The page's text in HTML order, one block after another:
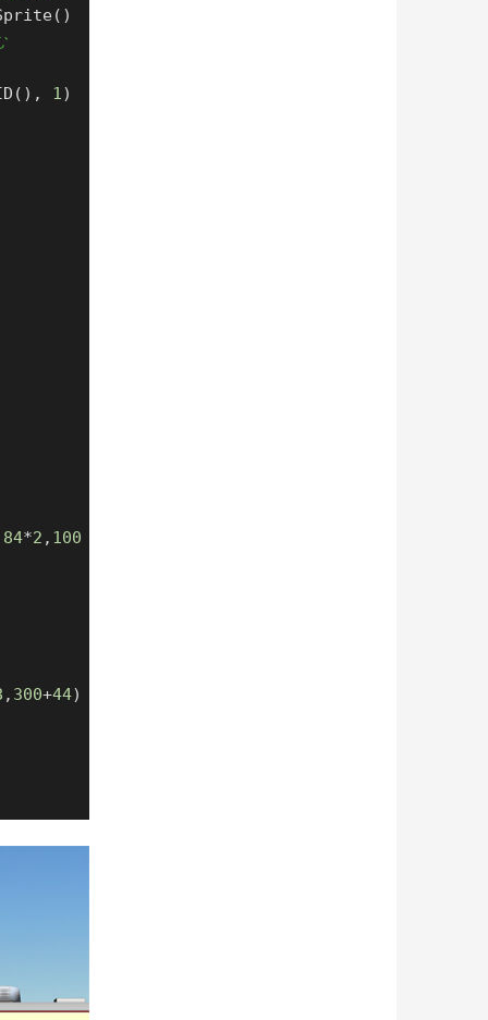
1 )
84*2 , 100
, 300+44)